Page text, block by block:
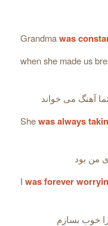
Grandmawas
when she made us
آهنگ می خواند
Shewas always
من بود
I was forever
خوب بسازم